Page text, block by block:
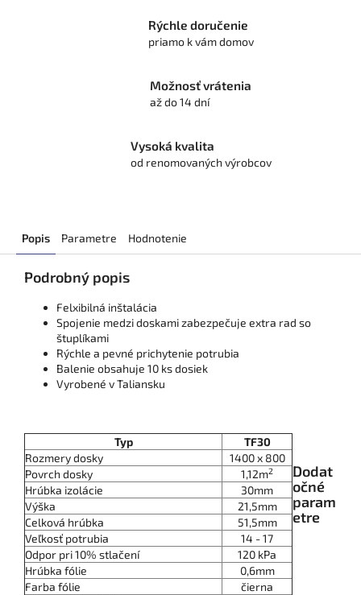
Rýchle doručenie
priamo k vám domov
Možnosť vrátenia
až do 14 dní
Vysoká kvalita
od renomovaných výrobcov
Popis Parametre Hodnotenie
Podrobný popis
Felxibilná inštalácia
Spojenie medzi doskami zabezpečuje extra rad so
štuplíkami
Rýchle a pevné prichytenie potrubia
Balenie obsahuje 10 ks dosiek
Vyrobené v Taliansku
Typ
TF30
Rozmery dosky
1400 x 800
Povrch dosky
1,12m2
Hrúbka izolácie
30mm
Výška
21,5mm
Celková hrúbka
51,5mm
Veľkosť potrubia
14 - 17
Odpor pri 10% stlačení
120 kPa
Hrúbka fólie
0,6mm
Farba fólie
čierna
Dodat
očné
param
etre